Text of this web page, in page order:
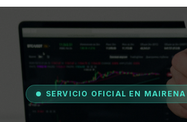
SERVICIO OFICIAL EN MAIRENA